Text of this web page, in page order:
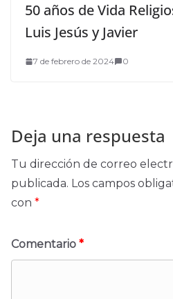
50 años de Vida
Luis Jesús y Javier
7 de febrero de 2024 0
Deja una respuesta
Tu dirección de correo
publicada. Los campos
con *
Comentario *